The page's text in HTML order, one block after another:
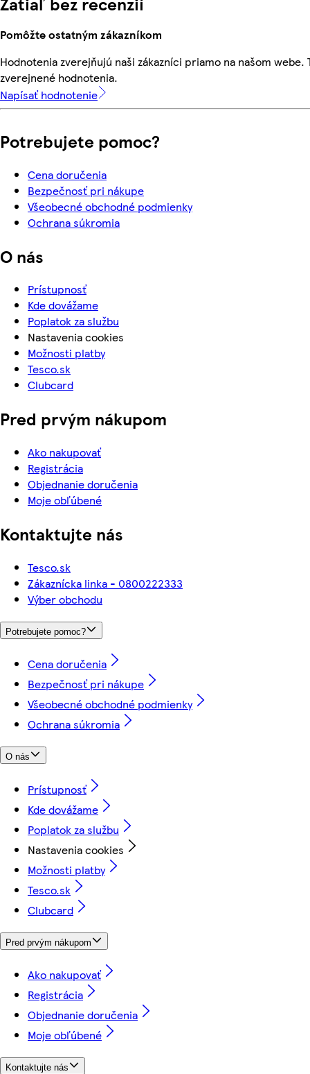
Pomôžte ostatným zákazníkom
Hodnotenia zverejňujú naši zákazníci priamo na našom webe.
zverejnené hodnotenia.
Napísať hodnotenie
Potrebujete pomoc?
Cena doručenia
Bezpečnosť pri nákupe
Všeobecné obchodné podmienky
Ochrana súkromia
O nás
Prístupnosť
Kde dovážame
Poplatok za službu
Nastavenia cookies
Možnosti platby
Tesco.sk
Clubcard
Pred prvým nákupom
Ako nakupovať
Registrácia
Objednanie doručenia
Moje obľúbené
Kontaktujte nás
Tesco.sk
Zákaznícka linka - 0800222333
Výber obchodu
Potrebujete pomoc?
Cena doručenia
Bezpečnosť pri nákupe
Všeobecné obchodné podmienky
Ochrana súkromia
O nás
Prístupnosť
Kde dovážame
Poplatok za službu
Nastavenia cookies
Možnosti platby
Tesco.sk
Clubcard
Pred prvým nákupom
Ako nakupovať
Registrácia
Objednanie doručenia
Moje obľúbené
Kontaktujte nás